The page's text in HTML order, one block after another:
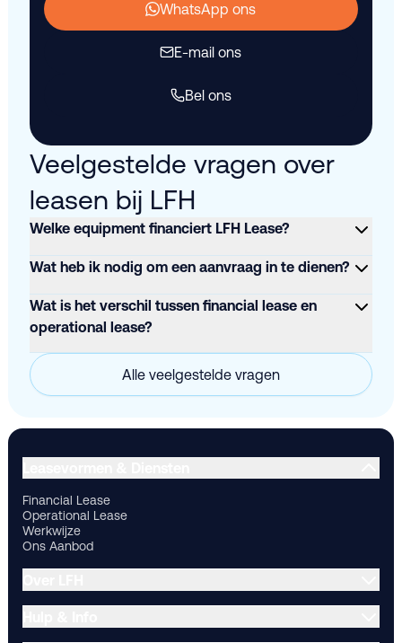
WhatsApp ons
E-mail ons
Bel ons
Veelgestelde vragen over
leasen bij LFH
Welke equipment financiert LFH Lease?
Wat heb ik nodig om een aanvraag in te dienen?
Wat is het verschil tussen financial lease en
operational lease?
Alle veelgestelde vragen
Financial Lease
Operational Lease
Werkwijze
Ons Aanbod